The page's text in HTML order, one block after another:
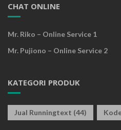
CHAT ONLINE
Mr. Riko – Online Service 1
Mr. Pujiono – Online Service 2
KATEGORI PRODUK
Jual Runningtext (44)